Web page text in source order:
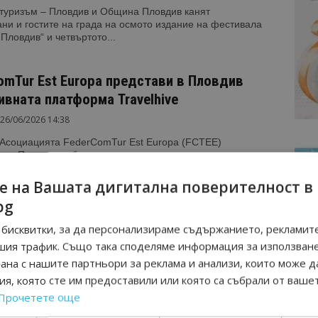
– Пловдив и Община Пловдив канят
и гостите на града на осмото издание на фестивала
и четвъртото...
Est Europa представи в Пловдив
платформа Travelhive
26/06/2026 14:38
FederComTur Est Europa (FCTEE)
в Пловдив събитие, посветено на представянето на
от италианската компания...
картичка от…”: Пловдив, градът на
23/06/2026 10:00
информационна агенция Bgtourism.bg реализира
на кампанията „Пощенска картичка от…“ –
на Вашата дигитална поверителност в
за да персонализираме съдържанието,
трафик. Също така споделяме информация за
с нашите партньори за реклама и анализи, които може
която сте им предоставили или която са събрали от
още